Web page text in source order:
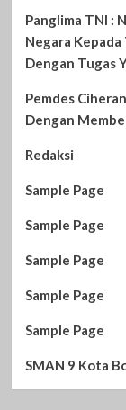
Panglima TNI :
Negara
Dengan Tugas
Pemdes
Dengan
Redaksi
Sample Page
Sample Page
Sample Page
Sample Page
Sample Page
SMAN 9 Kota